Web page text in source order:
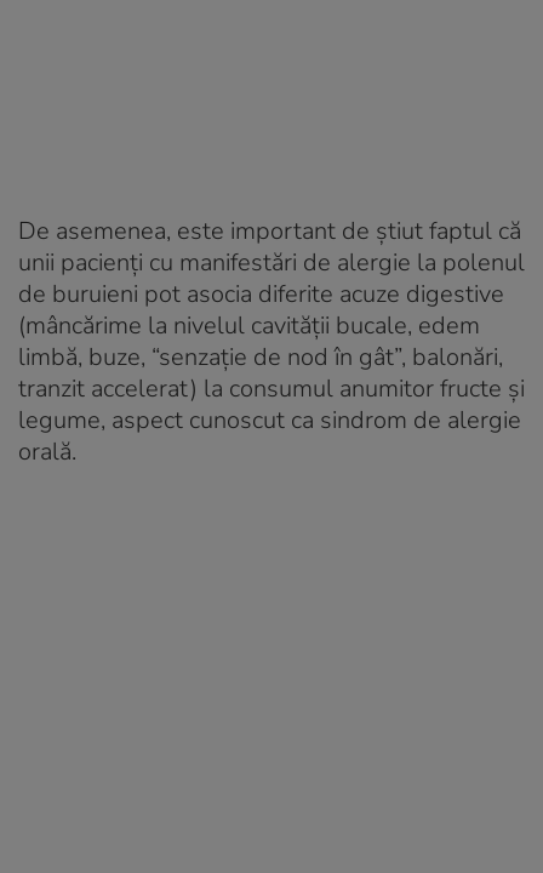
De asemenea, este important de știut faptul că
unii pacienți cu manifestări de alergie la polenul
de buruieni pot asocia diferite acuze digestive
(mâncărime la nivelul cavității bucale, edem
limbă, buze, “senzație de nod în gât”, balonări,
tranzit accelerat) la consumul anumitor fructe și
legume, aspect cunoscut ca sindrom de alergie
orală.